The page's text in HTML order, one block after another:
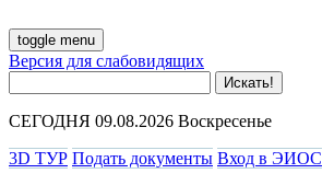
toggle menu
Версия для слабовидящих
СЕГОДНЯ 09.08.2026 Воскресенье
3D ТУР Подать документы Вход в ЭИОС